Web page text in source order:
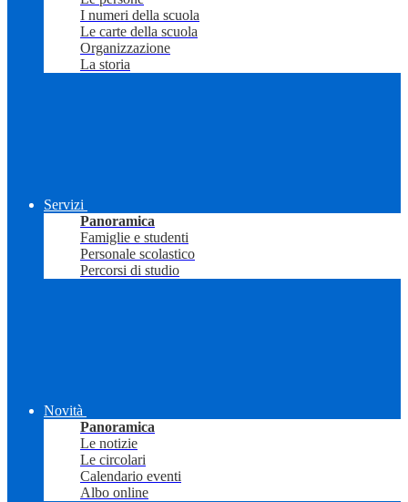
I numeri della scuola
Le carte della scuola
Organizzazione
La storia
Servizi
Panoramica
Famiglie e studenti
Personale scolastico
Percorsi di studio
Novità
Panoramica
Le notizie
Le circolari
Calendario eventi
Albo online